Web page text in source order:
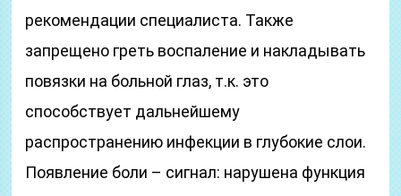
рекомендации специалиста. Также
запрещено греть воспаление и накладывать
повязки на больной глаз, т.к. это
способствует дальнейшему
распространению инфекции в глубокие слои.
Появление боли – сигнал: нарушена функция